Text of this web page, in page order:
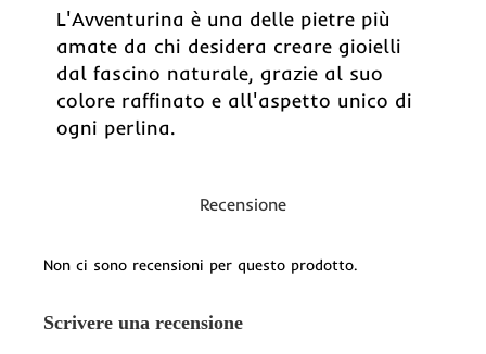
L'Avventurina è una delle pietre più
amate da chi desidera creare gioielli
dal fascino naturale, grazie al suo
colore raffinato e all'aspetto unico di
ogni perlina.
Recensione
Non ci sono recensioni per questo prodotto.
Scrivere una recensione